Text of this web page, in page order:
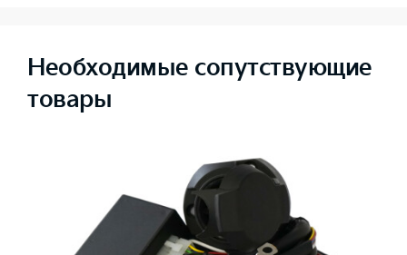
Необходимые сопутствующие
товары